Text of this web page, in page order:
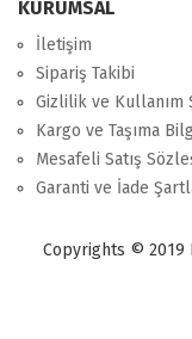
KURUMSAL
İletişim
Sipariş Takibi
Gizlilik ve Kullanım
Kargo ve Taşıma
Mesafeli Satış
Garanti ve İade
Copyrights © 2019